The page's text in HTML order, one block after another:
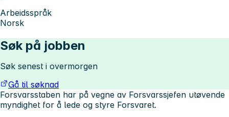
Arbeidsspråk
Norsk
Søk på jobben
Søk senest i overmorgen
Gå til søknad
Forsvarsstaben har på vegne av Forsvarssjefen utøvende
myndighet for å lede og styre Forsvaret.